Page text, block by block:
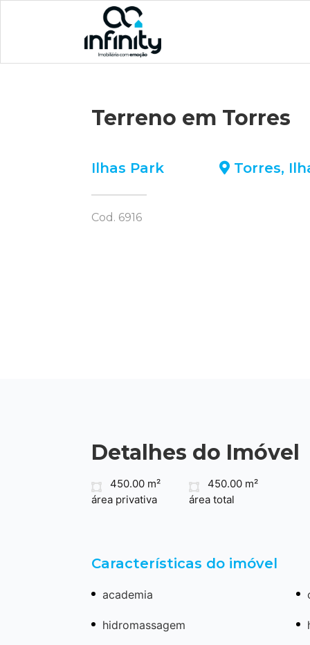
Terreno em Torres
Ilhas Park Torres,
Cod. 6916
Detalhes do Imóvel
450.00 m²
área privativa
450.00 m²
área total
Características do imóvel
academia
hidromassagem